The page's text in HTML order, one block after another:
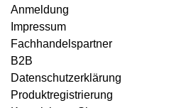
Anmeldung
Impressum
Fachhandelspartner
B2B
Datenschutzerklärung
Produktregistrierung